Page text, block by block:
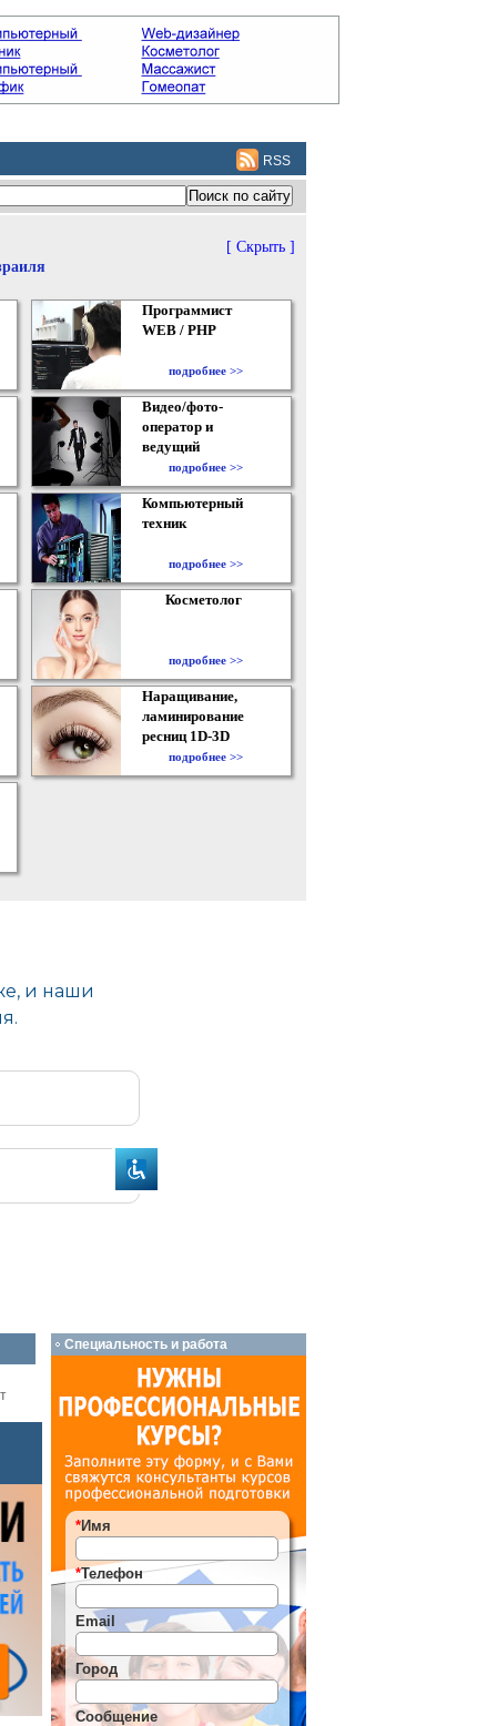
RSS
[ Скрыть ]
Программист
WEB / PHP
подробнее >>
Видео/фото-
оператор и
ведущий
подробнее >>
Компьютерный
техник
подробнее >>
Косметолог
подробнее >>
Наращивание,
ламинирование
ресниц 1D-3D
подробнее >>
Специальность и работа
*Имя
*Телефон
Email
Город
Сообщение